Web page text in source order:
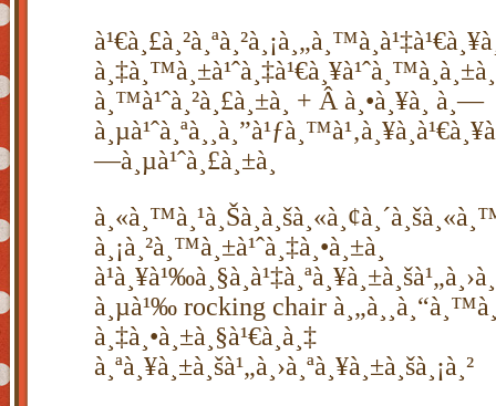
à¸™à¹ˆà¸²à¸£à¸±à¸ + Â à¸•à¸¥à¸ à¸—
—à¸µà¹ˆà¸£à¸±à¸
à¸¡à¸²à¸™à¸±à¹ˆà¸‡à¸•à¸±à¸
à¸µà¹‰ rocking chair
à¸‡à¸•à¸±à¸§à¹€à¸­à¸‡
à¸ªà¸¥à¸±à¸šà¹„à¸›à¸ªà¸¥à¸±à¸šà¸¡à¸²